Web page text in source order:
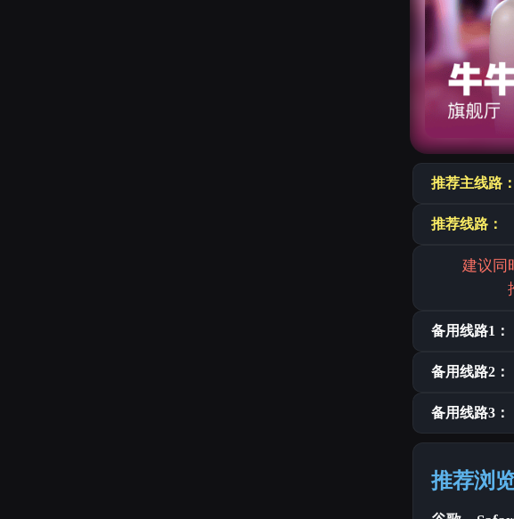
推荐主线路：
推荐线路：
建议同
备用线路1：
备用线路2：
备用线路3：
推荐浏